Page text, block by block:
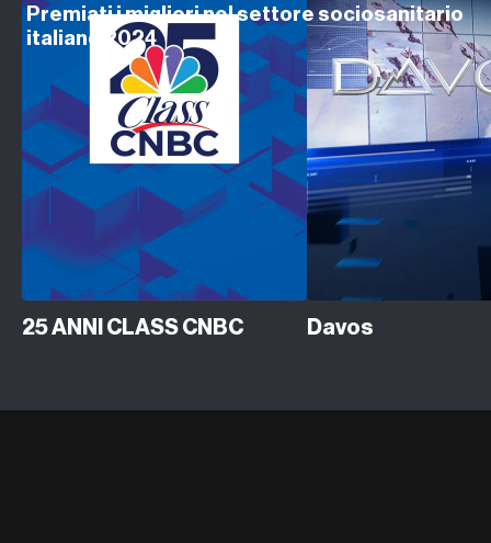
Premiati i migliori nel settore sociosanitario
italiano 2024
25 ANNI CLASS CNBC Davos